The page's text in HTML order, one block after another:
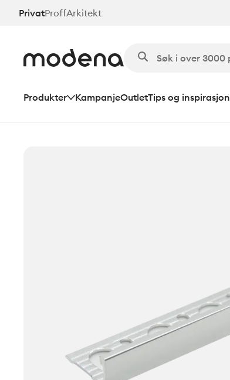
HoppPrivatProffArkitekt
Produkter KampanjeOutletTips og inspirasjon